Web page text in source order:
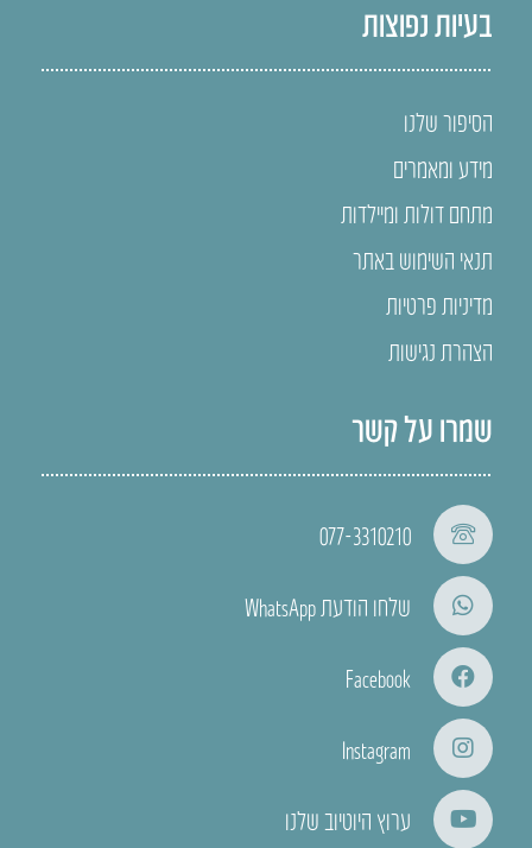
בעיות נפוצות
הסיפור שלנו
מידע ומאמרים
מתחם דולות ומיילדות
תנאי השימוש באתר
מדיניות פרטיות
הצהרת נגישות
שמרו על קשר
077-3310210
שלחו הודעת WhatsApp
Facebook
Instagram
ערוץ היוטיוב שלנו